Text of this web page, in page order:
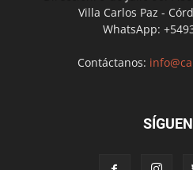
Villa Carlos Paz -
WhatsApp:
Contáctanos: